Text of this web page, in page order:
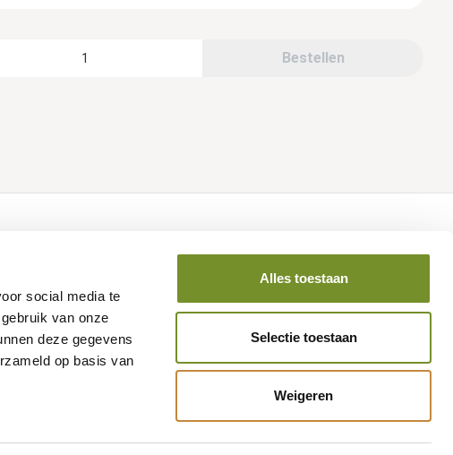
social media te
van onze
deze gegevens
op basis van
Alles toestaan
Selectie toestaan
Weigeren
Bestellen
Volg ons op social media